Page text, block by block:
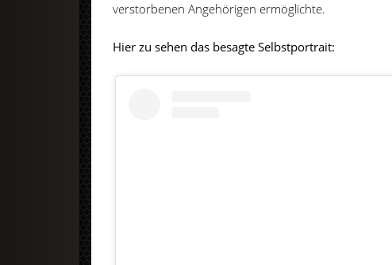
verstorbenen Angehörigen ermöglichte.
Hier zu sehen das besagte Selbstportrait: